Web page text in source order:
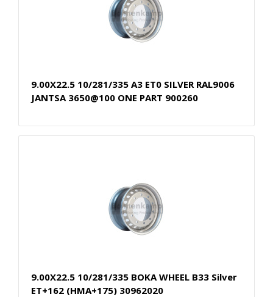
9.00X22.5 10/281/335 A3 ET0 SILVER RAL9006
JANTSA 3650@100 ONE PART 900260
9.00X22.5 10/281/335 BOKA WHEEL B33 Silver
ET+162 (HMA+175) 30962020